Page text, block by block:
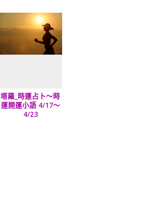
塔羅_時運占卜～時
運開運小語 4/17～
4/23